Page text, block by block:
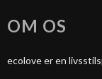
OM OS
ecolove er en